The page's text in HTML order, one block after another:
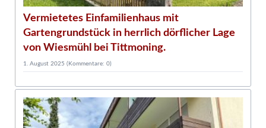
Vermietetes Einfamilienhaus mit
Gartengrundstück in herrlich dörflicher Lage
von Wiesmühl bei Tittmoning.
1. August 2025 (Kommentare: 0)